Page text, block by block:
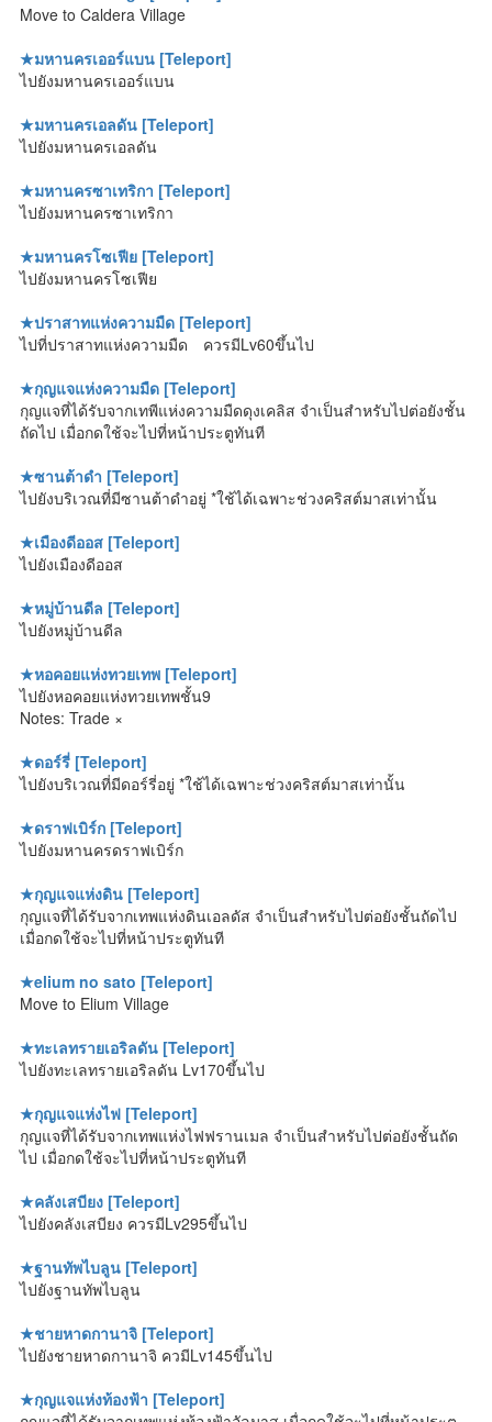
Move to Caldera Village
★มหานครเออร์แบน [Teleport]
ไปยังมหานครเออร์แบน
★มหานครเอลดัน [Teleport]
ไปยังมหานครเอลดัน
★มหานครซาเทริกา [Teleport]
ไปยังมหานครซาเทริกา
★มหานครโซเฟีย [Teleport]
ไปยังมหานครโซเฟีย
★ปราสาทแห่งความมืด [Teleport]
ไปที่ปราสาทแห่งความมืด ควรมีLv60ขึ้นไป
★กุญแจแห่งความมืด [Teleport]
กุญแจที่ได้รับจากเทพีแห่งความมืดดุงเคลิส จำเป็นสำหรับไปต่อยังชั้น
ถัดไป เมื่อกดใช้จะไปที่หน้าประตูทันที
★ซานต้าดำ [Teleport]
ไปยังบริเวณที่มีซานต้าดำอยู่ *ใช้ได้เฉพาะช่วงคริสต์มาสเท่านั้น
★เมืองดีออส [Teleport]
ไปยังเมืองดีออส
★หมู่บ้านดีล [Teleport]
ไปยังหมู่บ้านดีล
★หอคอยแห่งทวยเทพ [Teleport]
ไปยังหอคอยแห่งทวยเทพชั้น9
Notes: Trade ×
★ดอร์รี่ [Teleport]
ไปยังบริเวณที่มีดอร์รี่อยู่ *ใช้ได้เฉพาะช่วงคริสต์มาสเท่านั้น
★ดราฟเบิร์ก [Teleport]
ไปยังมหานครดราฟเบิร์ก
★กุญแจแห่งดิน [Teleport]
กุญแจที่ได้รับจากเทพแห่งดินเอลดัส จำเป็นสำหรับไปต่อยังชั้นถัดไป
เมื่อกดใช้จะไปที่หน้าประตูทันที
★elium no sato [Teleport]
Move to Elium Village
★ทะเลทรายเอริลดัน [Teleport]
ไปยังทะเลทรายเอริลดัน Lv170ขึ้นไป
★กุญแจแห่งไฟ [Teleport]
กุญแจที่ได้รับจากเทพแห่งไฟฟรานเมล จำเป็นสำหรับไปต่อยังชั้นถัด
ไป เมื่อกดใช้จะไปที่หน้าประตูทันที
★คลังเสบียง [Teleport]
ไปยังคลังเสบียง ควรมีLv295ขึ้นไป
★ฐานทัพไบลูน [Teleport]
ไปยังฐานทัพไบลูน
★ชายหาดกานาจิ [Teleport]
ไปยังชายหาดกานาจิ ควมีLv145ขึ้นไป
★กุญแจแห่งท้องฟ้า [Teleport]